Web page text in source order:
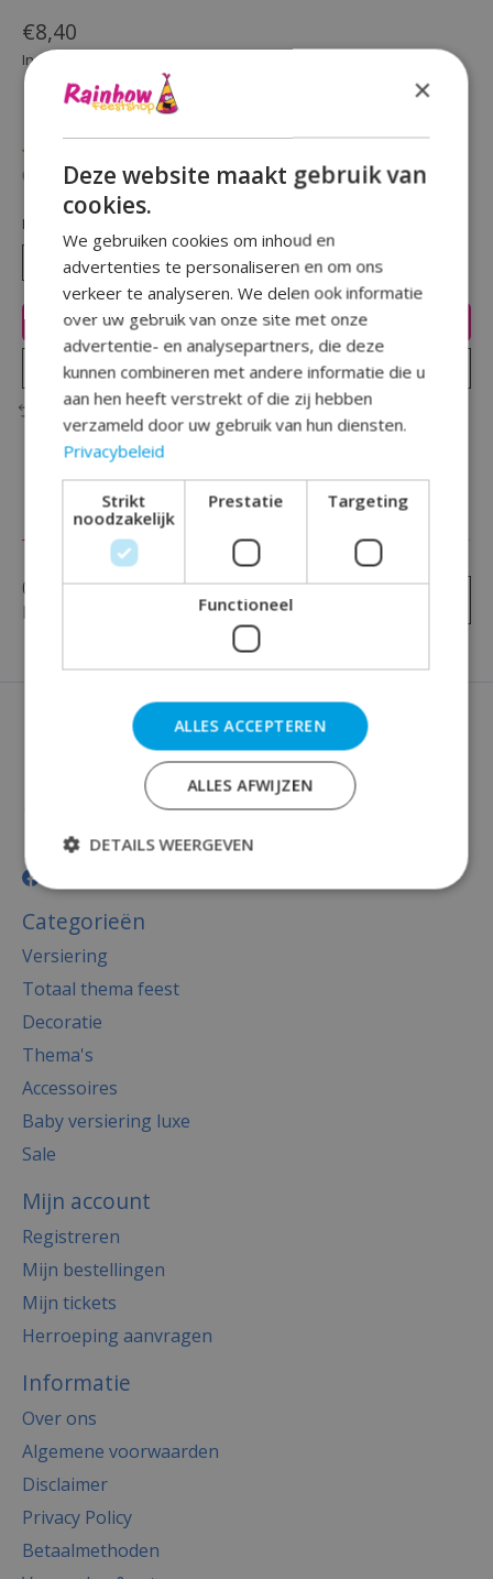
€8,40
Incl. btw
De beoordeling van dit product is
(0)
Beschikbaarheid in de winkel controleren
Hoeveelheid:
Toevoegen aan winkelwagen
Plaats bestelling
Toevoegen om te vergelijken
Reviews (0)
0 sterren op basis van0
beoordelingen
Je beoordeling toevoegen
Categorieën
Versiering
Totaal thema feest
Decoratie
Thema's
Accessoires
Baby versiering luxe
Sale
Mijn account
Registreren
Mijn bestellingen
Mijn tickets
Herroeping aanvragen
Informatie
Over ons
Algemene voorwaarden
Disclaimer
Privacy Policy
Betaalmethoden
×
Deze website maakt gebruik van
cookies.
We gebruiken cookies om inhoud en
advertenties te personaliseren en om ons
verkeer te analyseren. We delen ook informatie
over uw gebruik van onze site met onze
advertentie- en analysepartners, die deze
kunnen combineren met andere informatie die u
aan hen heeft verstrekt of die zij hebben
verzameld door uw gebruik van hun diensten.
Privacybeleid
Strikt
noodzakelijk
Prestatie Targeting
Functioneel
ALLES ACCEPTEREN
ALLES AFWIJZEN
DETAILS WEERGEVEN